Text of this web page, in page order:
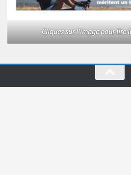
Cliquez sur l'image pour lire